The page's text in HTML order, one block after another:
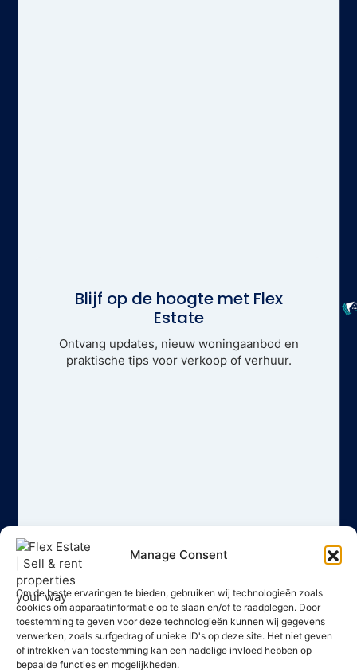
Manage Consent
Om de beste ervaringen te bieden, gebruiken wij technologieën zoals
cookies om apparaatinformatie op te slaan en/of te raadplegen. Door
toestemming te geven voor deze technologieën kunnen wij gegevens
verwerken, zoals surfgedrag of unieke ID's op deze site. Het niet geven
of intrekken van toestemming kan een nadelige invloed hebben op
bepaalde functies en mogelijkheden.
Blijf op de hoogte met Flex
Estate
Ontvang updates, nieuw woningaanbod en
praktische tips voor verkoop of verhuur.